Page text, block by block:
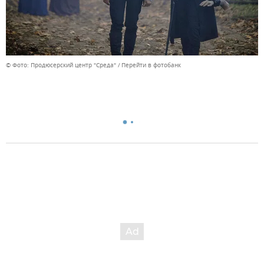
© Фото: Продюсерский центр "Среда" Перейти в фотобанк